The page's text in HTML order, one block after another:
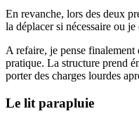
En revanche, lors des deux
la déplacer si nécessaire ou
A refaire, je pense finalement
pratique. La structure prend
porter des charges lourdes
Le lit parapluie